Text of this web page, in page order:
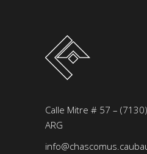
Calle Mitre # 57 –
ARG